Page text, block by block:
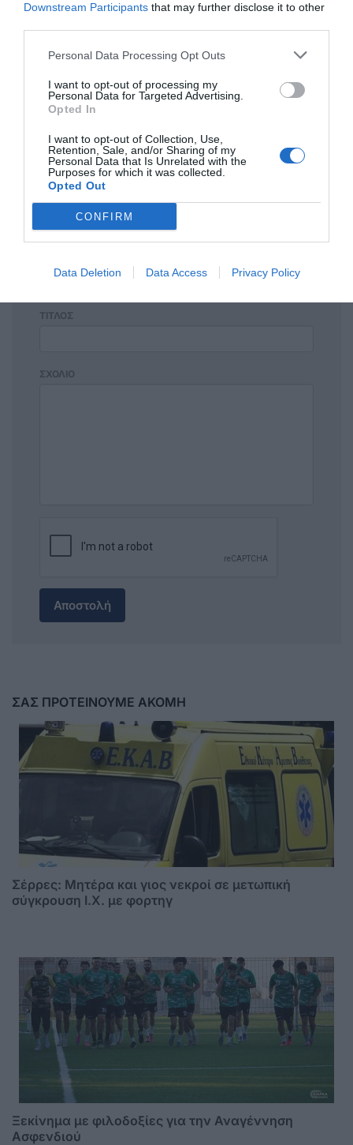
Downstream Participants that may further disclose it to other
Personal Data Processing Opt Outs
I want to opt-out of processing my
Personal Data for Targeted Advertising.
Opted In
I want to opt-out of Collection, Use,
Retention, Sale, and/or Sharing of my
Personal Data that Is Unrelated with the
Purposes for which it was collected.
Opted Out
CONFIRM
Data Deletion Data Access Privacy Policy
χυδαιότητας!
Σχόλια 0
Πρόσθεσε ένα σχόλιο
ΤΙΤΛΟΣ
ΣΧΟΛΙΟ
Αποστολή
ΣΑΣ ΠΡΟΤΕΙΝΟΥΜΕ ΑΚΟΜΗ
Σέρρες: Μητέρα και γιος νεκροί σε μετωπική
σύγκρουση Ι.Χ. με φορτηγ
Ξεκίνημα με φιλοδοξίες για την Αναγέννηση
Ασφενδιού